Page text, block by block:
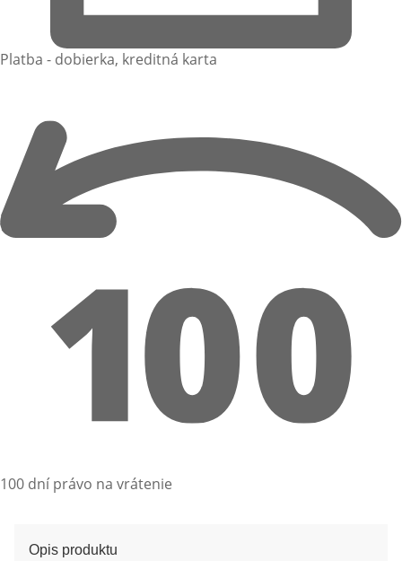
Platba - dobierka, kreditná karta
100 dní právo na vrátenie
Opis produktu